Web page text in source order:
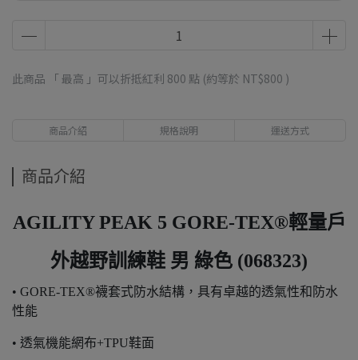
此商品 「 最高 」可以折抵紅利 800 點 (約等於 NT$800 )
商品介紹 規格說明 運送方式
商品介紹
AGILITY PEAK 5 GORE-TEX®輕量戶
外越野訓練鞋 男 綠色 (068323)
• GORE-TEX®襪套式防水結構，具有卓越的透氣性和防水
性能
• 透氣機能網布+TPU鞋面